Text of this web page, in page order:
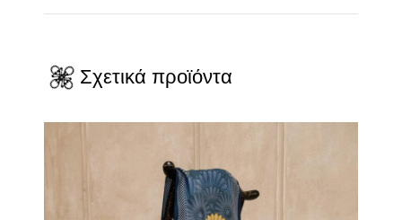
Σχετικά προϊόντα